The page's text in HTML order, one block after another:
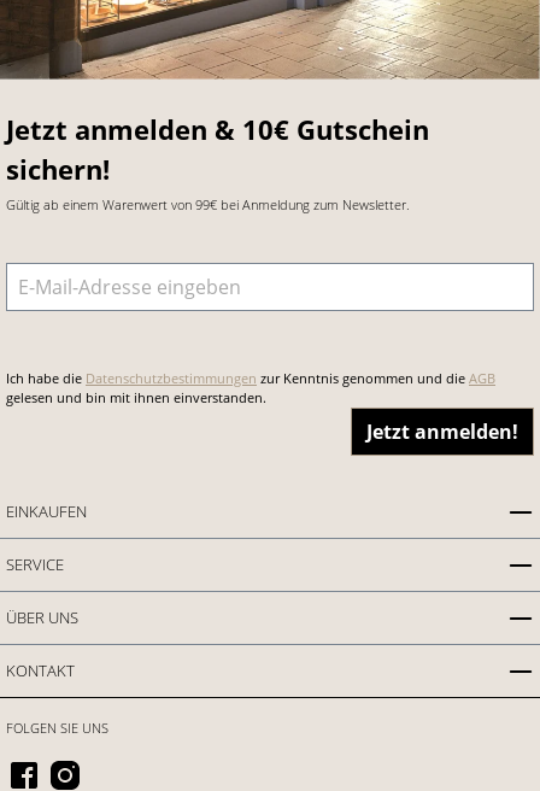
Jetzt anmelden & 10€ Gutschein
sichern!
Gültig ab einem Warenwert von 99€ bei Anmeldung zum Newsletter.
E-Mail-Adresse
Ich habe die Datenschutzbestimmungen zur Kenntnis genommen und die AGB
gelesen und bin mit ihnen einverstanden.
Jetzt anmelden!
EINKAUFEN
SERVICE
ÜBER UNS
KONTAKT
FOLGEN SIE UNS